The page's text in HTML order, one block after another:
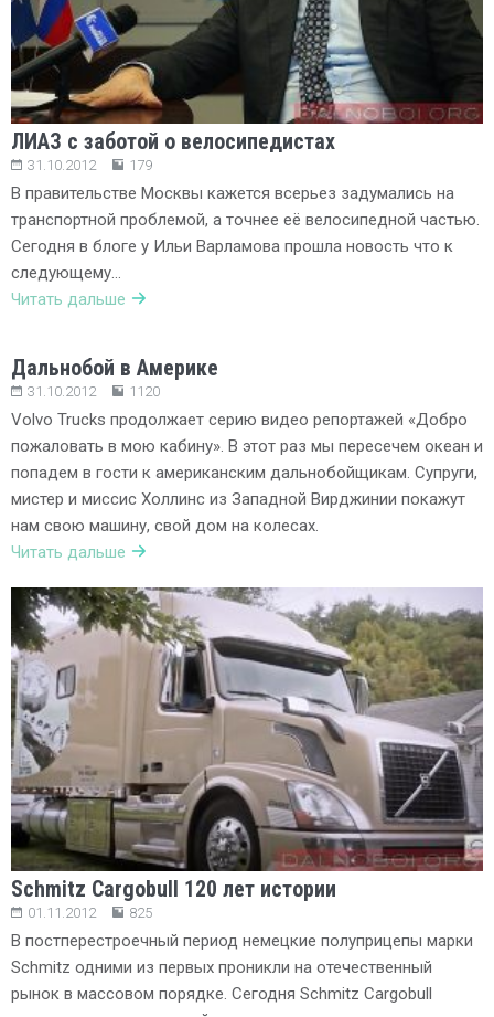
ЛИАЗ с заботой о велосипедистах
31.10.2012 179
В правительстве Москвы кажется всерьез задумались на
транспортной проблемой, а точнее её велосипедной частью.
Сегодня в блоге у Ильи Варламова прошла новость что к
следующему…
Читать дальше
Дальнобой в Америке
31.10.2012 1120
Volvo Trucks продолжает серию видео репортажей «Добро
пожаловать в мою кабину». В этот раз мы пересечем океан и
попадем в гости к американским дальнобойщикам. Супруги,
мистер и миссис Холлинс из Западной Вирджинии покажут
нам свою машину, свой дом на колесах.
Читать дальше
Schmitz Cargobull 120 лет истории
01.11.2012 825
В постперестроечный период немецкие полуприцепы марки
Schmitz одними из первых проникли на отечественный
рынок в массовом порядке. Сегодня Schmitz Cargobull